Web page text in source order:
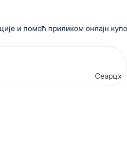
помоћ приликом онлајн куповине
Сеарцх